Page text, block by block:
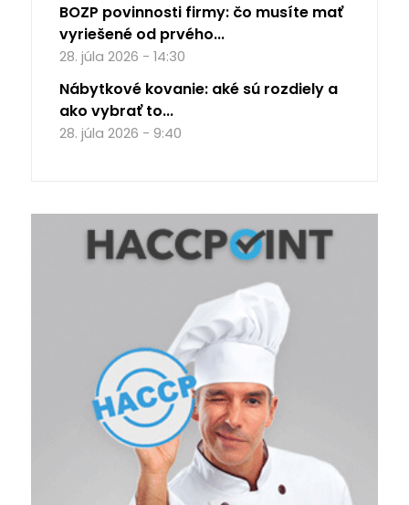
BOZP povinnosti firmy: čo musíte mať
vyriešené od prvého...
28. júla 2026 - 14:30
Nábytkové kovanie: aké sú rozdiely a
ako vybrať to...
28. júla 2026 - 9:40